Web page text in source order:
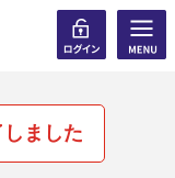
ました